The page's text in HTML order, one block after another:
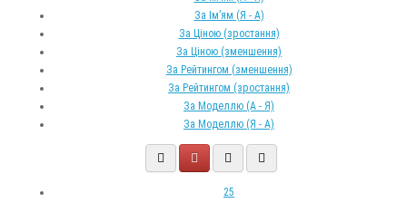
За Ім’ям (Я - A)
За Ціною (зростання)
За Ціною (зменшення)
За Рейтингом (зменшення)
За Рейтингом (зростання)
За Моделлю (A - Я)
За Моделлю (Я - A)
25